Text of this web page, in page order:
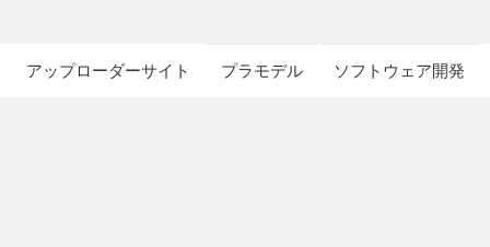
アップローダーサイト プラモデル ソフトウェア開発